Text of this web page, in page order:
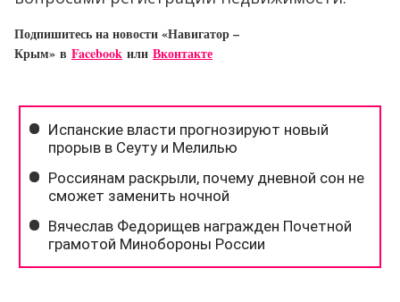
Подпишитесь на новости «Навигатор –
Крым» в Facebook или Вконтакте